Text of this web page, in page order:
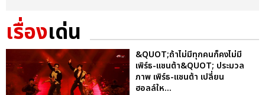
เรื่องเด่น
&QUOT;ถ้าไม่มีทุกคนก็คงไม่มี
เพิร์ธ-แซนต้า&QUOT; ประมวล
ภาพ เพิร์ธ-แซนต้า เปลี่ยน
ฮอลล์ให...